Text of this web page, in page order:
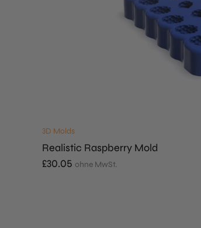
3D Molds
Realistic Raspberry Mold
£30.05 ohne MwSt.